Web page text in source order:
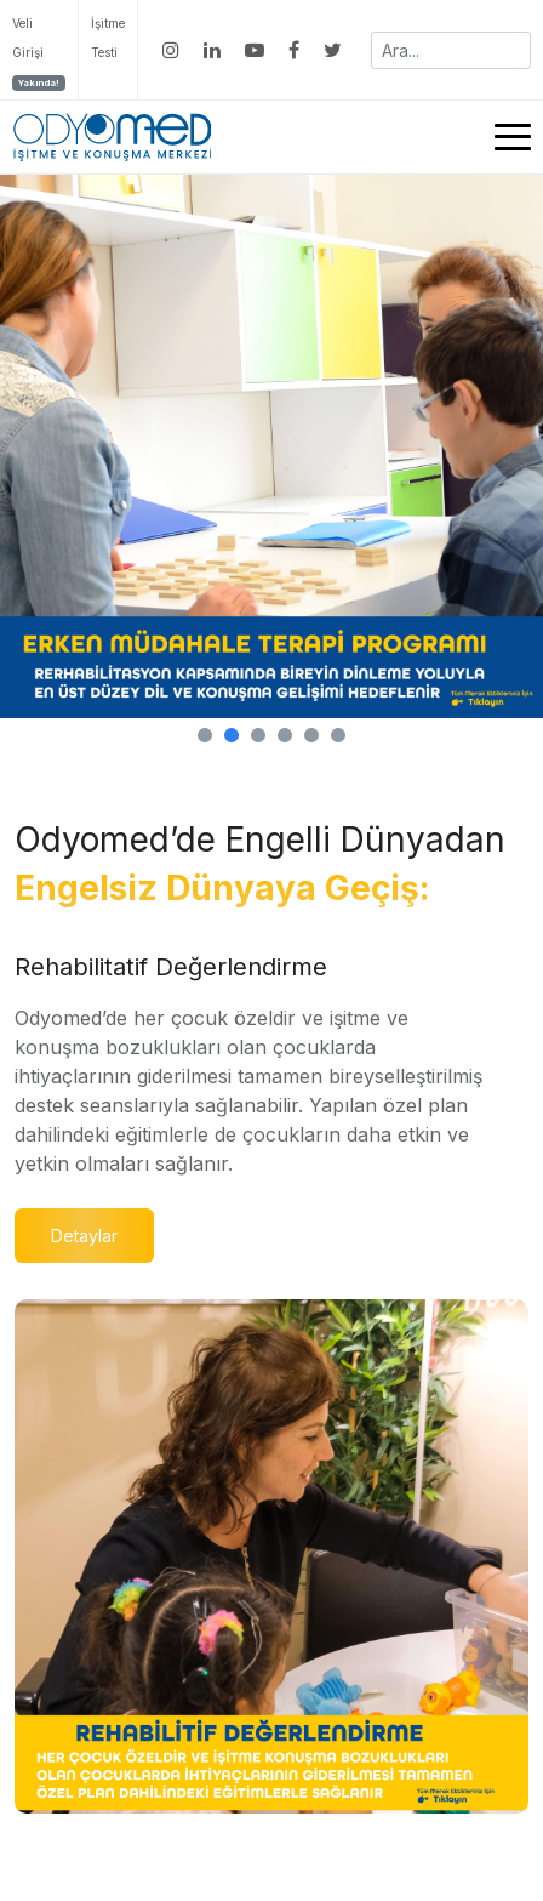
Veli
Girişi
Yakında!
İşitme
Testi
Odyomed’de Engelli Dünyadan
Engelsiz Dünyaya Geçiş:
Rehabilitatif Değerlendirme
Odyomed’de her çocuk özeldir ve işitme ve
konuşma bozuklukları olan çocuklarda
ihtiyaçlarının giderilmesi tamamen bireyselleştirilmiş
destek seanslarıyla sağlanabilir. Yapılan özel plan
dahilindeki eğitimlerle de çocukların daha etkin ve
yetkin olmaları sağlanır.
Detaylar